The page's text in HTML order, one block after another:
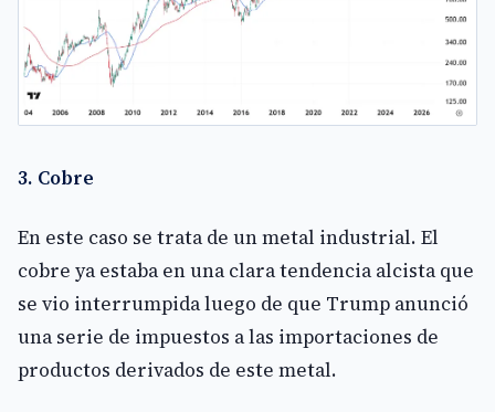
3. Cobre
En este caso se trata de un metal industrial. El
cobre ya estaba en una clara tendencia alcista que
se vio interrumpida luego de que Trump anunció
una serie de impuestos a las importaciones de
productos derivados de este metal.